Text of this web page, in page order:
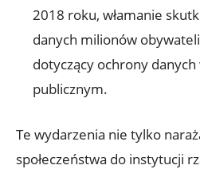
2018‌ roku, włamanie
danych milionów
dotyczący ochrony
publicznym.
Te​ wydarzenia nie ⁤tylko⁤
społeczeństwa⁤ do instytucji